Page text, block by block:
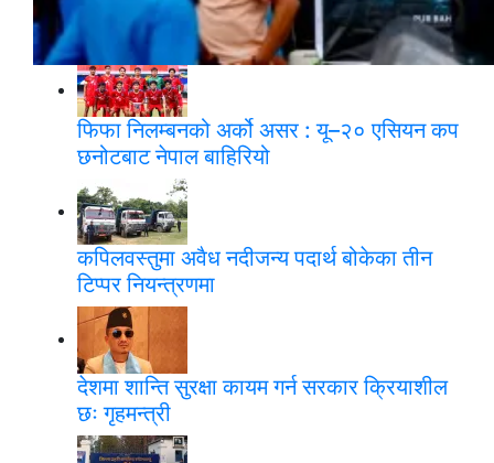
ब्रोड पिक आरोहणका क्रममा हिमपहिरोमा परी निधन
भएका युक्तको शव ल्याइयो
फिफा निलम्बनको अर्को असर : यू–२० एसियन कप
छनोटबाट नेपाल बाहिरियो
कपिलवस्तुमा अवैध नदीजन्य पदार्थ बोकेका तीन
टिप्पर नियन्त्रणमा
देशमा शान्ति सुरक्षा कायम गर्न सरकार क्रियाशील
छः गृहमन्त्री